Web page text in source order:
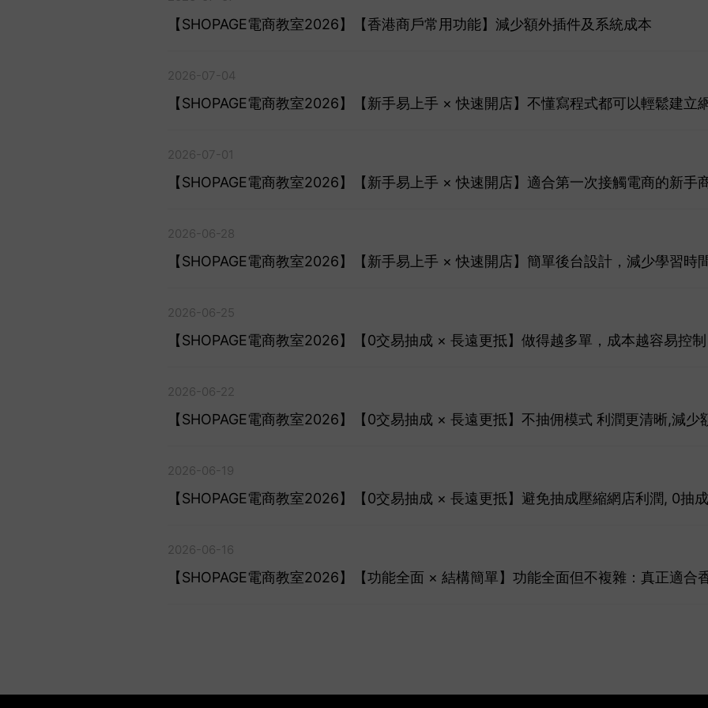
【SHOPAGE電商教室2026】【香港商戶常用功能】減少額外插件及系統成本
2026-07-04
【SHOPAGE電商教室2026】【新手易上手 × 快速開店】不懂寫程式都可以輕鬆建立
2026-07-01
【SHOPAGE電商教室2026】【新手易上手 × 快速開店】適合第一次接觸電商的新手
2026-06-28
【SHOPAGE電商教室2026】【新手易上手 × 快速開店】簡單後台設計，減少學習時
2026-06-25
【SHOPAGE電商教室2026】【0交易抽成 × 長遠更抵】做得越多單，成本越容易控制
2026-06-22
【SHOPAGE電商教室2026】【0交易抽成 × 長遠更抵】不抽佣模式 利潤更清晰,減少
2026-06-19
【SHOPAGE電商教室2026】【0交易抽成 × 長遠更抵】避免抽成壓縮網店利潤, 0抽
2026-06-16
【SHOPAGE電商教室2026】【功能全面 × 結構簡單】功能全面但不複雜：真正適合